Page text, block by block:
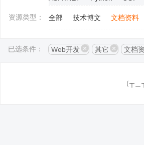
资源类型： 全部 技术博文 文档资料
已选条件： Web开发 其它 文档
（┬